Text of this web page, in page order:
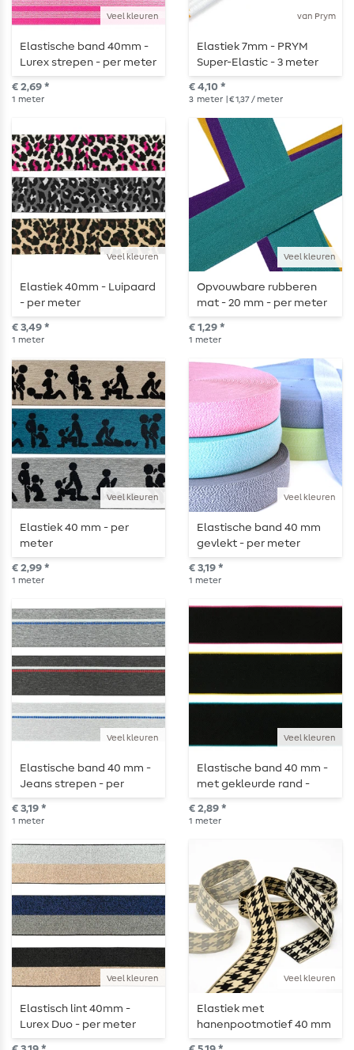
Veel kleuren
Elastische band 40mm -
Lurex strepen - per meter
€ 2,69 *
1 meter
van Prym
Elastiek 7mm - PRYM
Super-Elastic - 3 meter
€ 4,10 *
3 meter | € 1,37 / meter
Veel kleuren
Elastiek 40mm - Luipaard
- per meter
€ 3,49 *
1 meter
Veel kleuren
Opvouwbare rubberen
mat - 20 mm - per meter
€ 1,29 *
1 meter
Veel kleuren
Elastiek 40 mm - per
meter
€ 2,99 *
1 meter
Veel kleuren
Elastische band 40 mm
gevlekt - per meter
€ 3,19 *
1 meter
Veel kleuren
Elastische band 40 mm -
Jeans strepen - per
meter
€ 3,19 *
1 meter
Veel kleuren
Elastische band 40 mm -
met gekleurde rand -
verkocht per meter
€ 2,89 *
1 meter
Veel kleuren
Elastisch lint 40mm -
Lurex Duo - per meter
Veel kleuren
Elastiek met
hanenpootmotief 40 mm
- per meter